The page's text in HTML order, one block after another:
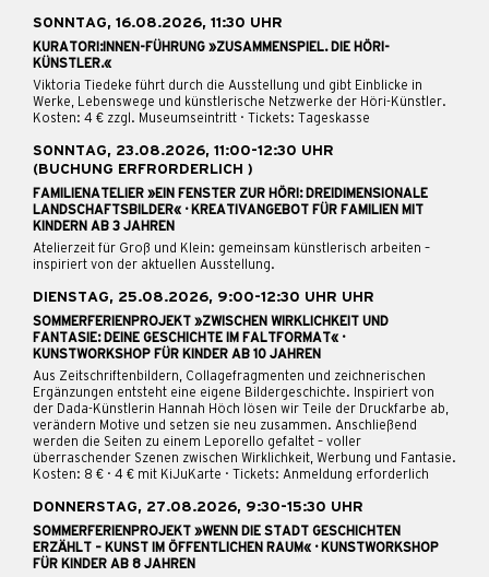
SONNTAG, 16.08.2026, 11:30 UHR
KURATORI:INNEN-FÜHRUNG »ZUSAMMENSPIEL. DIE HÖRI-
KÜNSTLER.«
Viktoria Tiedeke führt durch die Ausstellung und gibt Einblicke in
Werke, Lebenswege und künstlerische Netzwerke der Höri-Künstler.
Kosten: 4 € zzgl. Museumseintritt · Tickets: Tageskasse
SONNTAG, 23.08.2026, 11:00-12:30 UHR
(BUCHUNG ERFRORDERLICH )
FAMILIENATELIER »EIN FENSTER ZUR HÖRI: DREIDIMENSIONALE
LANDSCHAFTSBILDER« · KREATIVANGEBOT FÜR FAMILIEN MIT
KINDERN AB 3 JAHREN
Atelierzeit für Groß und Klein: gemeinsam künstlerisch arbeiten –
inspiriert von der aktuellen Ausstellung.
DIENSTAG, 25.08.2026, 9:00-12:30 UHR UHR
SOMMERFERIENPROJEKT »ZWISCHEN WIRKLICHKEIT UND
FANTASIE: DEINE GESCHICHTE IM FALTFORMAT« ·
KUNSTWORKSHOP FÜR KINDER AB 10 JAHREN
Aus Zeitschriftenbildern, Collagefragmenten und zeichnerischen
Ergänzungen entsteht eine eigene Bildergeschichte. Inspiriert von
der Dada-Künstlerin Hannah Höch lösen wir Teile der Druckfarbe ab,
verändern Motive und setzen sie neu zusammen. Anschließend
werden die Seiten zu einem Leporello gefaltet – voller
überraschender Szenen zwischen Wirklichkeit, Werbung und Fantasie.
Kosten: 8 € · 4 € mit KiJuKarte · Tickets: Anmeldung erforderlich
DONNERSTAG, 27.08.2026, 9:30-15:30 UHR
SOMMERFERIENPROJEKT »WENN DIE STADT GESCHICHTEN
ERZÄHLT – KUNST IM ÖFFENTLICHEN RAUM« · KUNSTWORKSHOP
FÜR KINDER AB 8 JAHREN